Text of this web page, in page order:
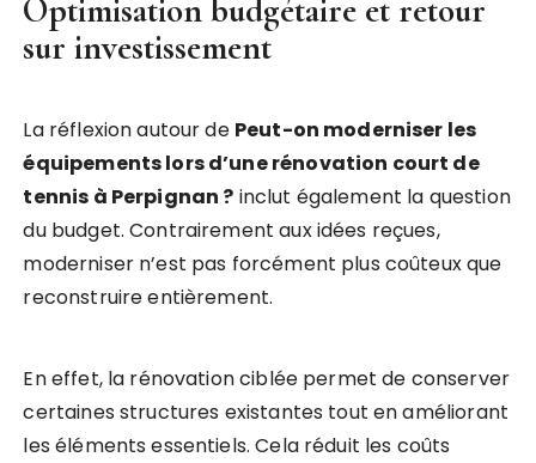
Optimisation budgétaire et retour
sur investissement
La réflexion autour de Peut-on moderniser les
équipements lors d’une rénovation court de
tennis à Perpignan ? inclut également la question
du budget. Contrairement aux idées reçues,
moderniser n’est pas forcément plus coûteux que
reconstruire entièrement.
En effet, la rénovation ciblée permet de conserver
certaines structures existantes tout en améliorant
les éléments essentiels. Cela réduit les coûts